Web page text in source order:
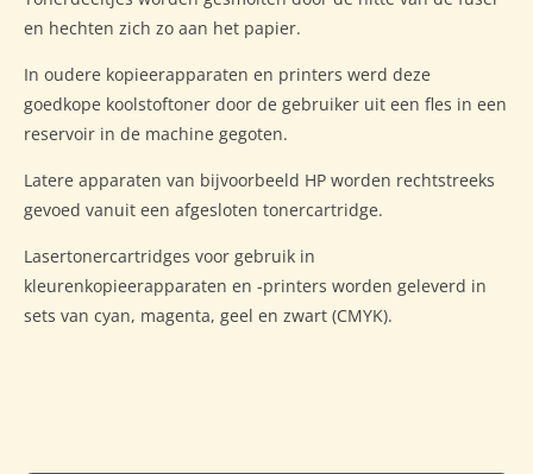
en hechten zich zo aan het papier.
In oudere kopieerapparaten en printers werd deze
goedkope koolstoftoner door de gebruiker uit een fles in een
reservoir in de machine gegoten.
Latere apparaten van bijvoorbeeld HP worden rechtstreeks
gevoed vanuit een afgesloten tonercartridge.
Lasertonercartridges voor gebruik in
kleurenkopieerapparaten en -printers worden geleverd in
sets van cyan, magenta, geel en zwart (CMYK).